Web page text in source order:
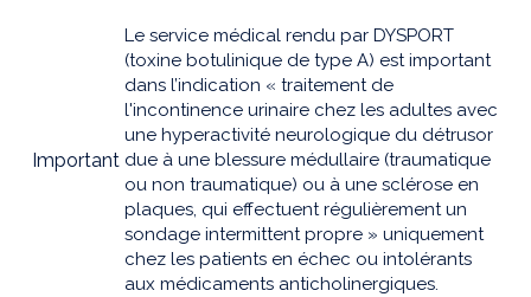
Important
Le service médical rendu par DYSPORT
(toxine botulinique de type A) est important
dans l’indication « traitement de
l'incontinence urinaire chez les adultes avec
une hyperactivité neurologique du détrusor
due à une blessure médullaire (traumatique
ou non traumatique) ou à une sclérose en
plaques, qui effectuent régulièrement un
sondage intermittent propre » uniquement
chez les patients en échec ou intolérants
aux médicaments anticholinergiques.